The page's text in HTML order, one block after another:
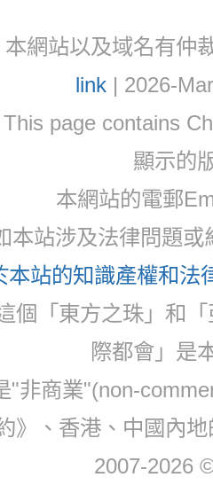
本網站以及域名有仲
link| 2026-
page contains
顯示的
本網站的電郵
本站涉及法律問題
本站的知識產權和法
個「東方之珠」和
際都會」是
"非商業"(non-
》、香港、中國內
2007-2026